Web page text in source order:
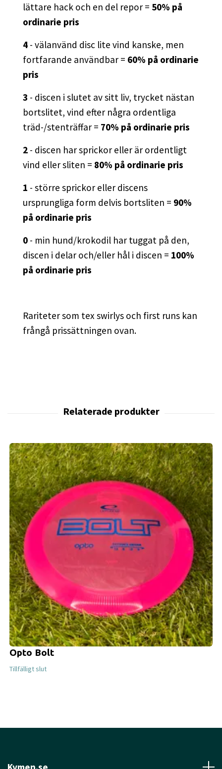
lättare hack och en del repor = 50% på
ordinarie pris
4 - välanvänd disc lite vind kanske, men
fortfarande användbar = 60% på ordinarie
pris
3 - discen i slutet av sitt liv, trycket nästan
bortslitet, vind efter några ordentliga
träd-/stenträffar = 70% på ordinarie pris
2 - discen har sprickor eller är ordentligt
vind eller sliten = 80% på ordinarie pris
1 - större sprickor eller discens
ursprungliga form delvis bortsliten = 90%
på ordinarie pris
0 - min hund/krokodil har tuggat på den,
discen i delar och/eller hål i discen = 100%
på ordinarie pris
Rariteter som tex swirlys och first runs kan
frångå prissättningen ovan.
Opto Bolt
Tillfälligt slut